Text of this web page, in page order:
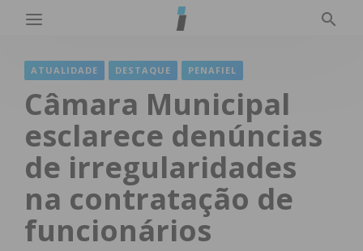
ATUALIDADE DESTAQUE PENAFIEL
Câmara Municipal
esclarece denúncias
de irregularidades
na contratação de
funcionários